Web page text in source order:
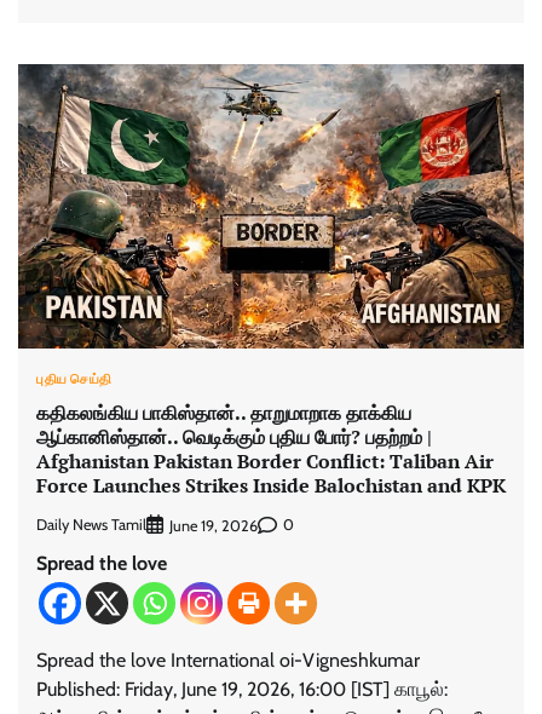
புதிய செய்தி
கதிகலங்கிய பாகிஸ்தான்.. தாறுமாறாக தாக்கிய
ஆப்கானிஸ்தான்.. வெடிக்கும் புதிய போர்? பதற்றம் |
Afghanistan Pakistan Border Conflict: Taliban Air
Force Launches Strikes Inside Balochistan and KPK
Daily News Tamil June 19, 2026 0
Spread the love
Spread the love International oi-Vigneshkumar
Published: Friday, June 19, 2026, 16:00 [IST] காபூல்: